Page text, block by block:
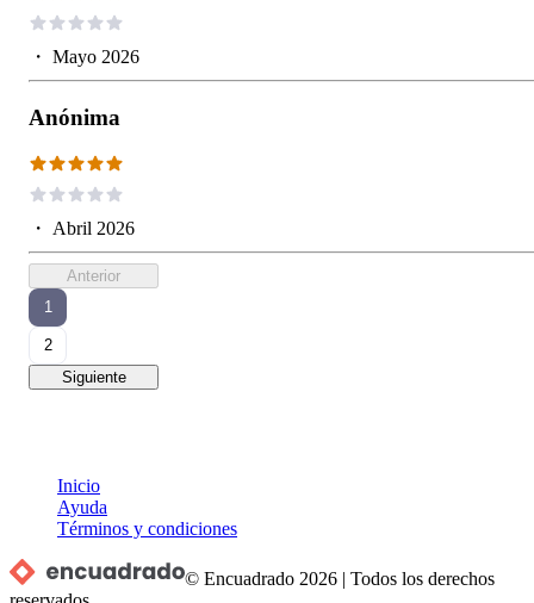
・ Mayo 2026
Anónima
・ Abril 2026
Anterior
1
2
Siguiente
Inicio
Ayuda
Términos y condiciones
© Encuadrado 2026 |Todos los derechos